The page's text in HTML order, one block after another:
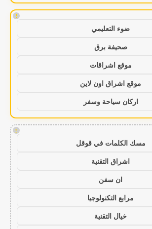
!
ضوء التعليمي
صحيفة برق
موقع اشراقات
موقع اشراق اون لاين
اركان سياحة وسفر
!
مسك الكلمات في قوقل
اشراق التقنية
ان سفن
مرابع التكنولوجيا
خيال التقنية